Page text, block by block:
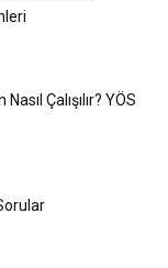
Çalışılır? YÖS